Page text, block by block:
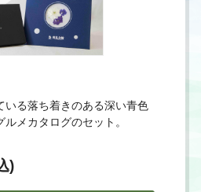
いる落ち着きのある深い青色
メカタログのセット。
)